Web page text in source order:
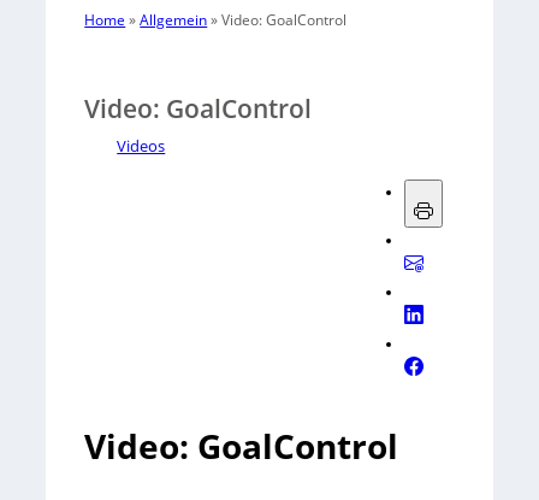
Home »Allgemein»Video: GoalControl
Video: GoalControl
Videos
Video: GoalControl